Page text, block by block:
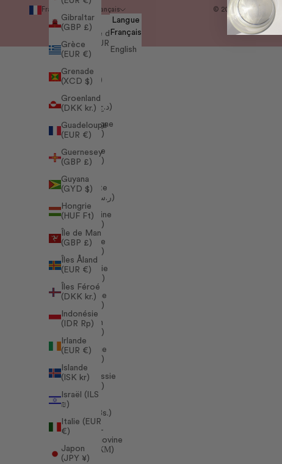
Gibraltar
(GBP £)
Grèce
(EUR €)
Grenade
(XCD $)
Groenland
(DKK kr.)
Guadeloupe
(EUR €)
Guernesey
(GBP £)
Guyana
(GYD $)
Hongrie
(HUF Ft)
Île de Man
(GBP £)
Îles Åland
(EUR €)
Îles Féroé
(DKK kr.)
Indonésie
(IDR Rp)
Irlande
(EUR €)
Islande
(ISK kr)
Israël (ILS
₪)
Italie (EUR
€)
Japon
(JPY ¥)
France (EUR €)
Pays
Afrique du
Sud (EUR
€)
Albanie
(ALL L)
Algérie
(DZD د.ج)
Allemagne
(EUR €)
Andorre
(EUR €)
Arabie
saoudite
(SAR ر.س)
Argentine
(EUR €)
Arménie
(EUR €)
Australie
(AUD $)
Autriche
(EUR €)
Bahreïn
(EUR €)
Belgique
(EUR €)
Biélorussie
(EUR €)
(BOB Bs.)
Bosnie-
Herzégovine
(BAM КМ)
Français
Langue
Français
English
© 2026 - Holidermie